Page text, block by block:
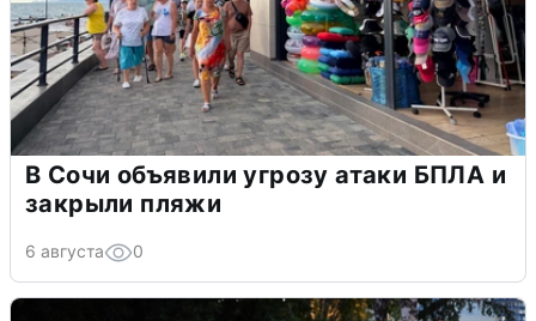
В Сочи объявили угрозу атаки БПЛА и
закрыли пляжи
6 августа 0